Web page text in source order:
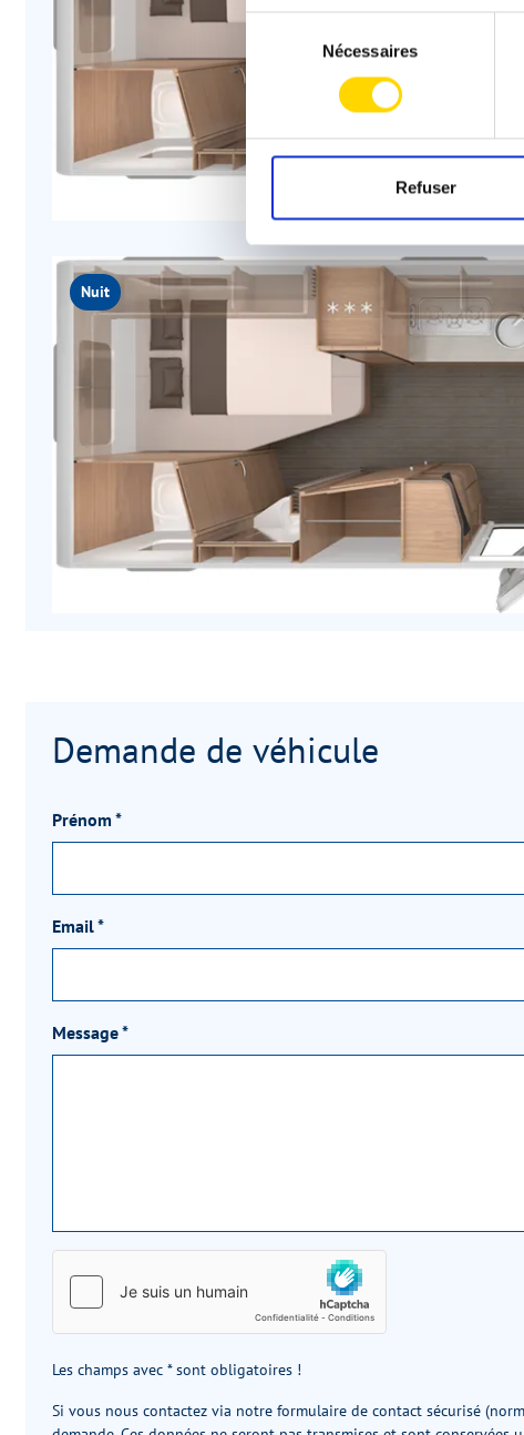
Sélection
consentement
Nécessaires
Refuser
Nuit
Demande de véhicule
Prénom *
Email*
Message*
Les champs avec * sont obligatoires !
Si vous nous contactez via notre formulaire de contact sécurisé